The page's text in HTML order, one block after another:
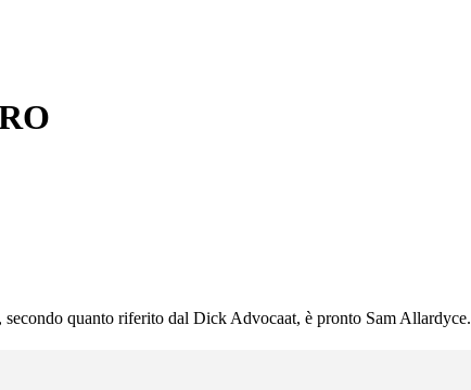
quanto riferito dal Dick Advocaat, è pronto Sam Allardyce.